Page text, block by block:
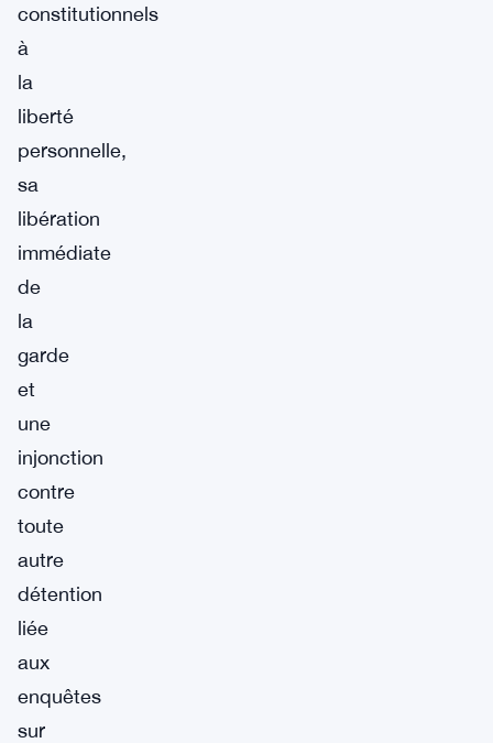
constitutionnels
à
la
liberté
personnelle,
sa
libération
immédiate
de
la
garde
et
une
injonction
contre
toute
autre
détention
liée
aux
enquêtes
sur